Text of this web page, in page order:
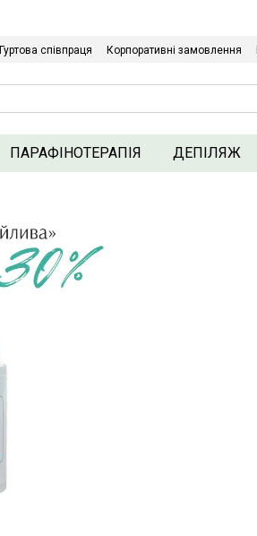
Гуртова співпраця Корпоративні замовлення
ПАРАФІНОТЕРАПІЯ ДЕПІЛЯЖ